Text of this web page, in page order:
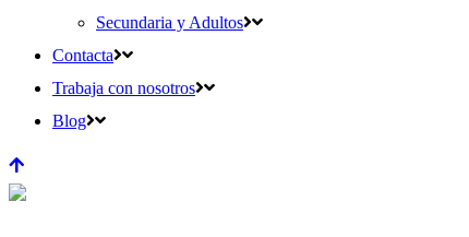
Secundaria y Adultos
Contacta
Trabaja con nosotros
Blog